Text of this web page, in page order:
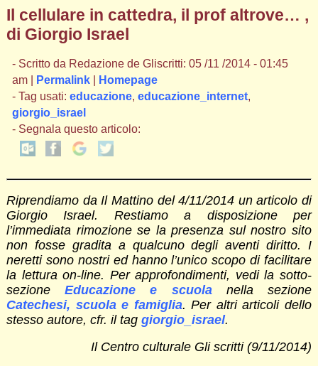
Il cellulare in cattedra, il prof altrove… ,
di Giorgio Israel
- Scritto da Redazione de Gliscritti: 05 /11 /2014 - 01:45
am |
Permalink|
Homepage
- Tag usati: educazione, educazione_internet,
giorgio_israel
- Segnala questo articolo:
Riprendiamo da Il Mattino del 4/11/2014 un articolo di
Giorgio Israel. Restiamo a disposizione per
l’immediata rimozione se la presenza sul nostro sito
non fosse gradita a qualcuno degli aventi diritto. I
neretti sono nostri ed hanno l’unico scopo di facilitare
la lettura on-line. Per approfondimenti, vedi la sotto-
sezioneEducazione e scuolanella sezione
Catechesi, scuola e famiglia. Per altri articoli dello
stesso autore, cfr. il tag giorgio_israel.
Il Centro culturale Gli scritti (9/11/2014)